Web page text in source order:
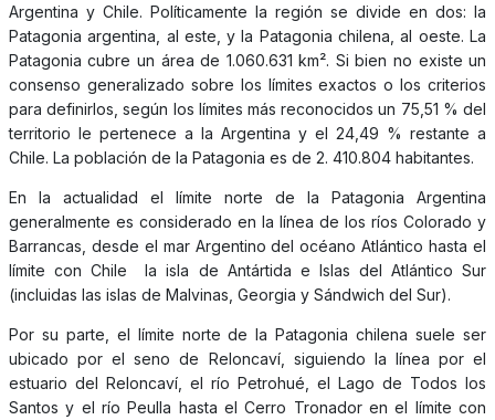
Argentina y Chile. Políticamente la región se divide en dos: la
Patagonia argentina, al este, y la Patagonia chilena, al oeste. La
Patagonia cubre un área de 1.060.631 km². Si bien no existe un
consenso generalizado sobre los límites exactos o los criterios
para definirlos, según los límites más reconocidos un 75,51 % del
territorio le pertenece a la Argentina y el 24,49 % restante a
Chile. La población de la Patagonia es de 2. 410.804 habitantes.
En la actualidad el límite norte de la Patagonia Argentina
generalmente es considerado en la línea de los ríos Colorado y
Barrancas, desde el mar Argentino del océano Atlántico hasta el
límite con Chile la isla de Antártida e Islas del Atlántico Sur
(incluidas las islas de Malvinas, Georgia y Sándwich del Sur).
Por su parte, el límite norte de la Patagonia chilena suele ser
ubicado por el seno de Reloncaví, siguiendo la línea por el
estuario del Reloncaví, el río Petrohué, el Lago de Todos los
Santos y el río Peulla hasta el Cerro Tronador en el límite con